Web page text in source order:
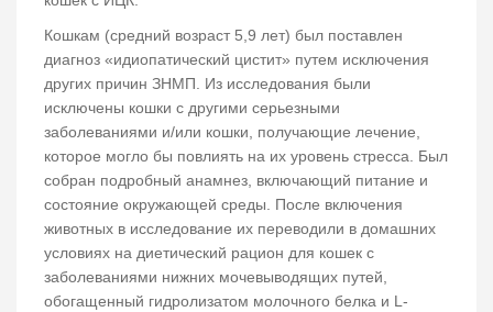
Кошкам (средний возраст 5,9 лет) был поставлен
диагноз «идиопатический цистит» путем исключения
других причин ЗНМП. Из исследования были
исключены кошки с другими серьезными
заболеваниями и/или кошки, получающие лечение,
которое могло бы повлиять на их уровень стресса. Был
собран подробный анамнез, включающий питание и
состояние окружающей среды. После включения
животных в исследование их переводили в домашних
условиях на диетический рацион для кошек с
заболеваниями нижних мочевыводящих путей,
обогащенный гидролизатом молочного белка и L-